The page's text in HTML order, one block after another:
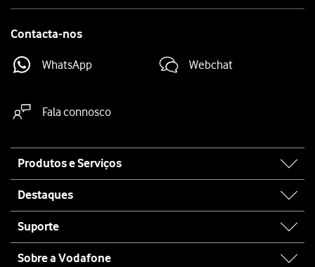
Contacta-nos
WhatsApp Webchat
Fala connosco
map
Produtos e Serviços
Destaques
Suporte
Sobre a Vodafone